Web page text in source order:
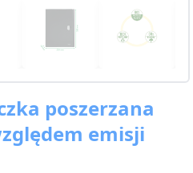
poszerzana
emisji